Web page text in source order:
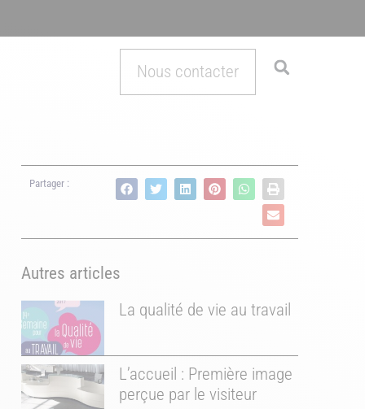
Nous contacter
Partager :
Autres articles
La qualité de vie au travail
L’accueil : Première image
perçue par le visiteur